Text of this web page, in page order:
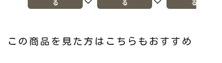
る る る
この商品を見た方はこちらもおすすめ